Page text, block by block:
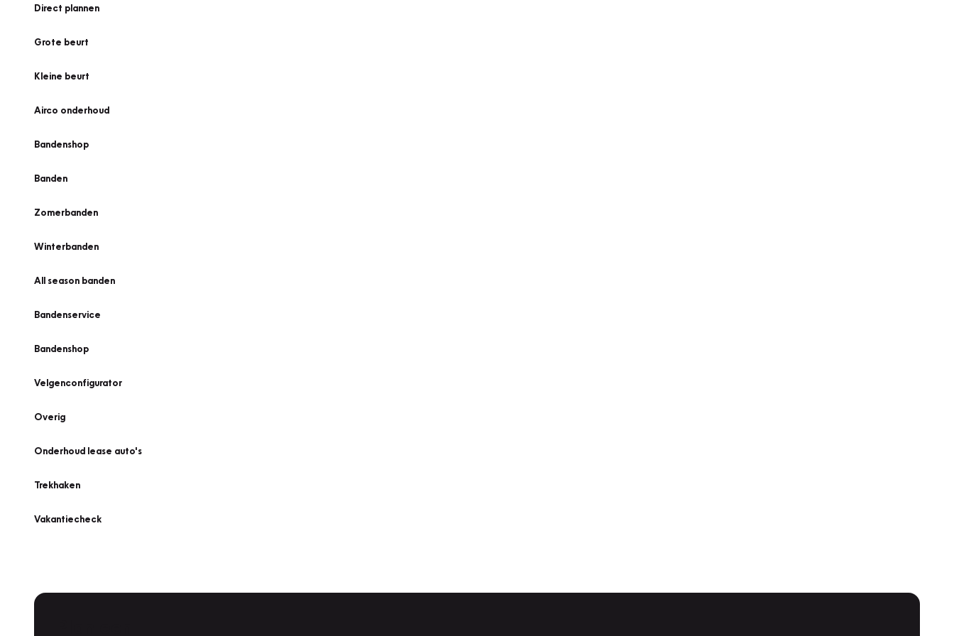
Direct plannen
Grote beurt
Kleine beurt
Airco onderhoud
Bandenshop
Banden
Zomerbanden
Winterbanden
All season banden
Bandenservice
Bandenshop
Velgenconfigurator
Overig
Onderhoud lease auto's
Trekhaken
Vakantiecheck